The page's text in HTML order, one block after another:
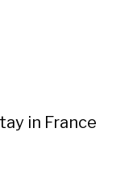
in France